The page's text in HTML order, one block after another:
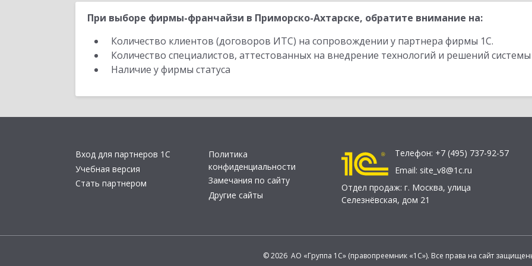
При выборе фирмы-франчайзи в Приморско-Ахтарске, обратите внимание на:
Количество клиентов (договоров ИТС) на сопровождении у партнера фирмы 1С.
Количество специалистов, аттестованных на внедрение технологий и решений
Наличие у фирмы статуса
Вход для партнеров 1С
Учебная версия
Стать партнером
Политика
конфиденциальности
Замечания по сайту
Другие сайты
Телефон: +7 (495) 737-92-57
Email: site_v8@1c.ru
Отдел продаж: г. Москва, улица
Селезнёвская, дом 21
© 2026 АО «Группа 1С» (правопреемник «1С»). Все права на сайт